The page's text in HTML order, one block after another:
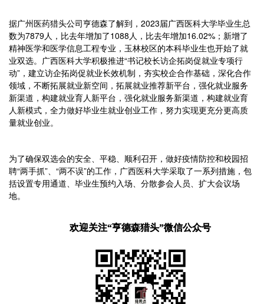
据广州医药猎头公司亨德森了解到，2023届广西医科大学毕业生总
数为7879人，比去年增加了1088人，比去年增加16.02%；新增了
精神医学和医学信息工程专业，玉林校区的本科毕业生也开始了就
业双选。广西医科大学积极推进“书记校长访企拓岗促就业专项行
动”，建立访企拓岗促就业长效机制，夯实校企合作基础，深化合作
领域，不断拓展就业新空间，拓展就业推荐新平台，强化就业服务
新渠道，构建就业育人新平台，强化就业服务新渠道，构建就业育
人新模式，全力做好毕业生就业创业工作，努力实现更充分更高质
量就业创业。
为了确保双选会的安全、平稳、顺利召开，做好疫情防控和校园招
聘“两手抓”、“两不误”的工作，广西医科大学采取了一系列措施，包
括设置专用通道、毕业生预约入场、分散参会人员、扩大会议场
地。
欢迎关注“亨德森猎头”微信公众号